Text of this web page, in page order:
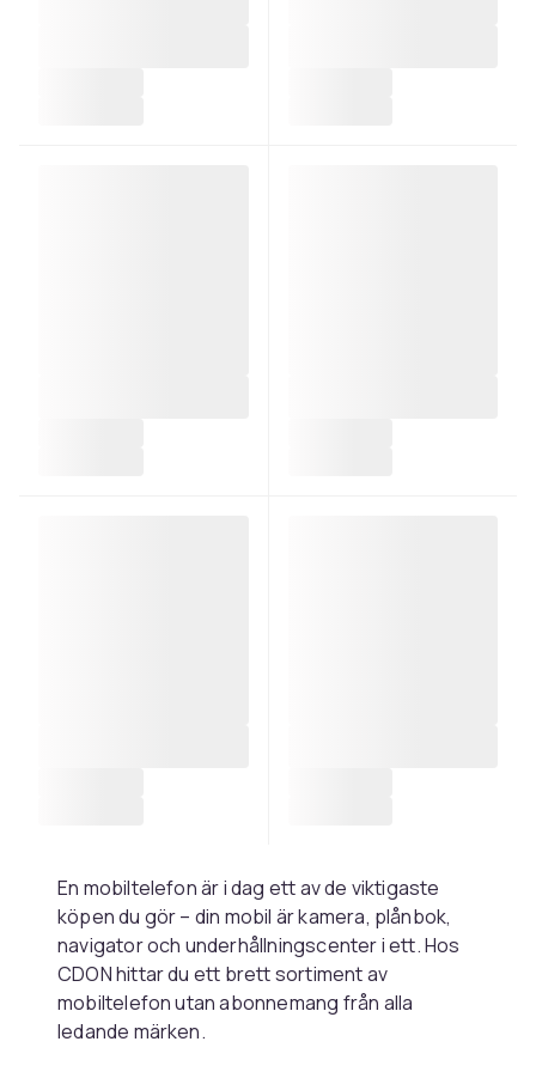
En mobiltelefon är i dag ett av de viktigaste
köpen du gör – din mobil är kamera, plånbok,
navigator och underhållningscenter i ett. Hos
CDON hittar du ett brett sortiment av
mobiltelefon utan abonnemang från alla
ledande märken.